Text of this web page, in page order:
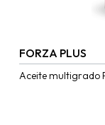
FORZA PLUS
Aceite multigrado